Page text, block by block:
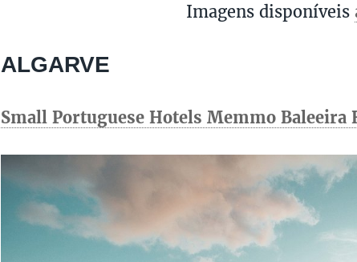
Imagens disponíveis
ALGARVE
Small Portuguese Hotels Memmo Baleeira